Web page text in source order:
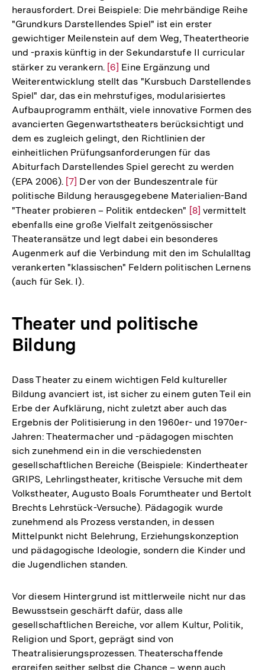
herausfordert. Drei Beispiele: Die mehrbändige Reihe
"Grundkurs Darstellendes Spiel" ist ein erster
gewichtiger Meilenstein auf dem Weg, Theatertheorie
und -praxis künftig in der Sekundarstufe II curricular
stärker zu verankern. Zur
Auflösung
der
Fußnote
[6] Eine Ergänzung und
Weiterentwicklung stellt das "Kursbuch Darstellendes
Spiel" dar, das ein mehrstufiges, modularisiertes
Aufbauprogramm enthält, viele innovative Formen des
avancierten Gegenwartstheaters berücksichtigt und
dem es zugleich gelingt, den Richtlinien der
einheitlichen Prüfungsanforderungen für das
Abiturfach Darstellendes Spiel gerecht zu werden
(EPA 2006). Zur
Auflösung
der
Fußnote
[7] Der von der Bundeszentrale für
politische Bildung herausgegebene Materialien-Band
"Theater probieren – Politik entdecken" Zur
Auflösung
der
Fußnote
[8] vermittelt
ebenfalls eine große Vielfalt zeitgenössischer
Theateransätze und legt dabei ein besonderes
Augenmerk auf die Verbindung mit den im Schulalltag
verankerten "klassischen" Feldern politischen Lernens
(auch für Sek. I).
Theater und politische
Bildung
Dass Theater zu einem wichtigen Feld kultureller
Bildung avanciert ist, ist sicher zu einem guten Teil ein
Erbe der Aufklärung, nicht zuletzt aber auch das
Ergebnis der Politisierung in den 1960er- und 1970er-
Jahren: Theatermacher und -pädagogen mischten
sich zunehmend ein in die verschiedensten
gesellschaftlichen Bereiche (Beispiele: Kindertheater
GRIPS, Lehrlingstheater, kritische Versuche mit dem
Volkstheater, Augusto Boals Forumtheater und Bertolt
Brechts Lehrstück-Versuche). Pädagogik wurde
zunehmend als Prozess verstanden, in dessen
Mittelpunkt nicht Belehrung, Erziehungskonzeption
und pädagogische Ideologie, sondern die Kinder und
die Jugendlichen standen.
Vor diesem Hintergrund ist mittlerweile nicht nur das
Bewusstsein geschärft dafür, dass alle
gesellschaftlichen Bereiche, vor allem Kultur, Politik,
Religion und Sport, geprägt sind von
Theatralisierungsprozessen. Theaterschaffende
ergreifen seither selbst die Chance – wenn auch